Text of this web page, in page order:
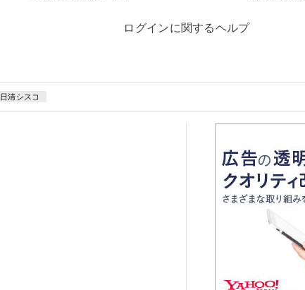
ログインに関するヘルプ
日清シスコ